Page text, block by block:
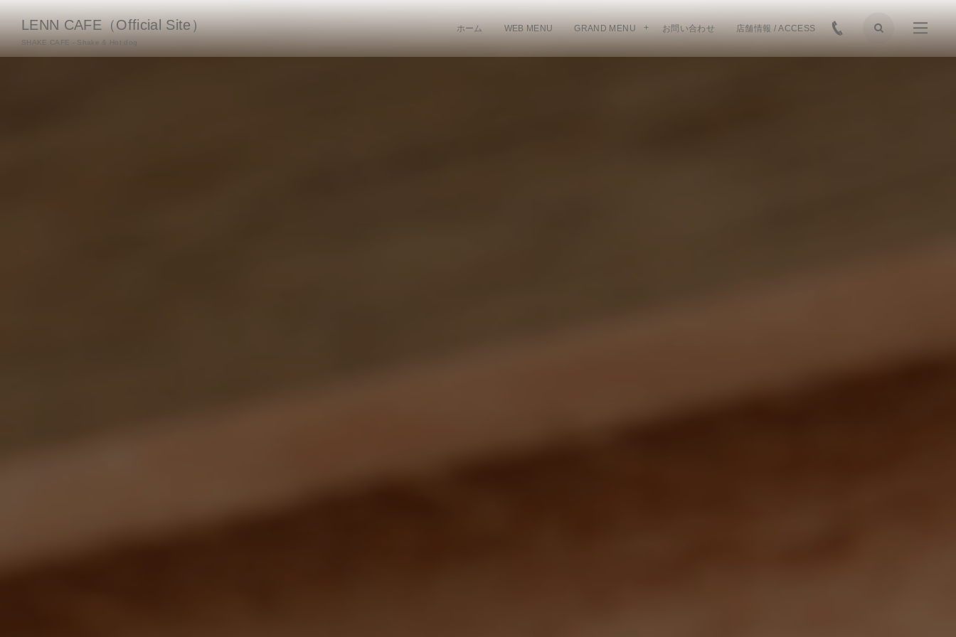
LENN CAFE（Official Site）
SHAKE CAFE - Shake & Hot dog
ホーム WEB MENU GRAND MENU お問い合わせ 店舗情報 / ACCESS